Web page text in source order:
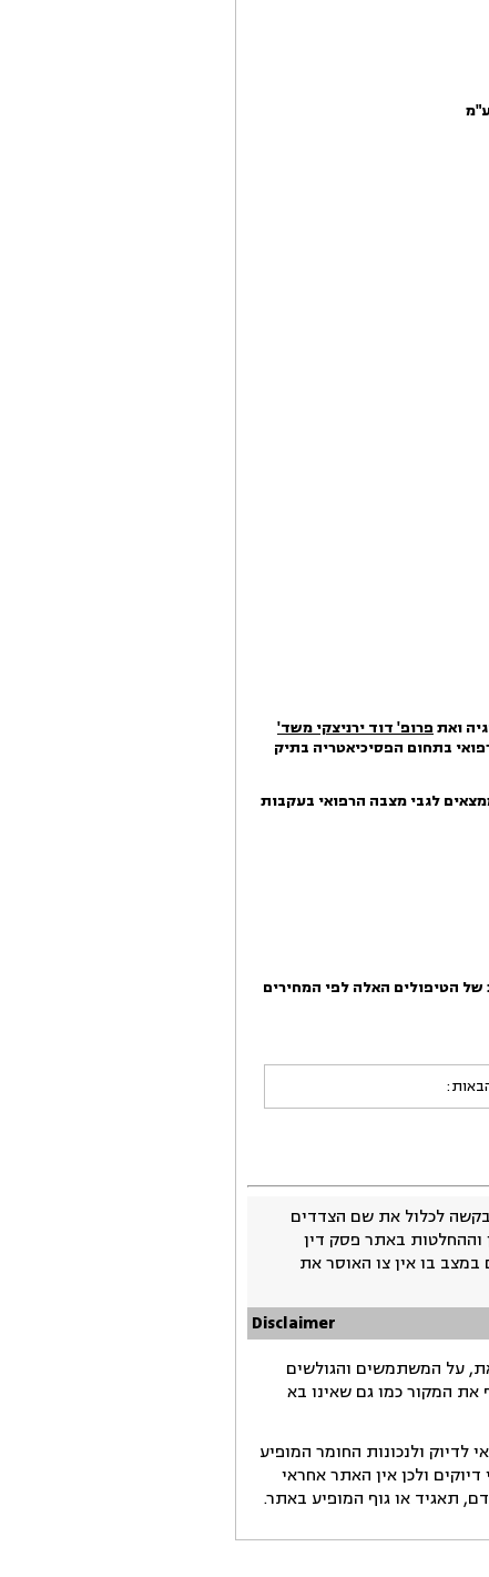
ואת פרופ' דוד ירניצקי משד'
בתחום הפסיכיאטריה בתיק
אשר יומצאו להם ע"י ב"כ בעלי הדין, יבדקו את התובעת מס' 1 ויקבעו ממצאים לגבי מצבה הרפואי בעקבות
הטיפולים האלה לפי המחירים
לכלול את שם הצדדים
וההחלטות באתר פסק דין
בו אין צו האוסר את
Disclaimer
על המשתמשים והגולשים
את המקור כמו גם שאינו בא
ולנכונות החומר המופיע
ולכן אין האתר אחראי
תאגיד או גוף המופיע באתר.